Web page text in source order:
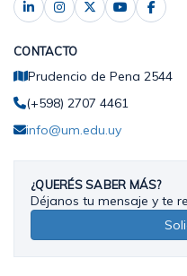
CONTACTO
Prudencio de Pena 2544
(+598) 2707 4461
info@um.edu.uy
¿QUERÉS SABER MÁS?
Déjanos tu mensaje y te